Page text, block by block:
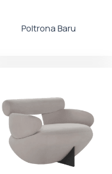
Poltrona Baru